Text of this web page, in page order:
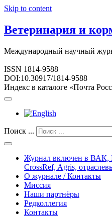
Skip to content
Ветеринария и
Международный научный
ISSN 1814-9588
DOI:10.30917/1814-9588
Индекс в каталоге «Почта
Поиск ...
Журнал включен в
CrossRef, Agris,
О журнале / Контакты
Миссия
Наши партнёры
Редколлегия
Контакты